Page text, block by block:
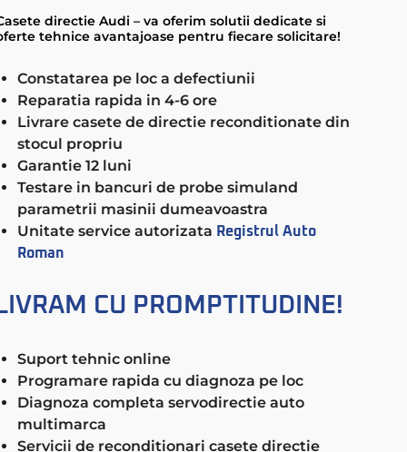
directie Audi – va oferim solutii dedicate si
tehnice avantajoase pentru fiecare solicitare!
Constatarea pe loc a defectiunii
Reparatia rapida in 4-6 ore
Livrare casete de directie reconditionate din
stocul propriu
Garantie 12 luni
Testare in bancuri de probe simuland
parametrii masinii dumeavoastra
Unitate service autorizata Registrul Auto
Roman
CU PROMPTITUDINE!
Suport tehnic online
Programare rapida cu diagnoza pe loc
Diagnoza completa servodirectie auto
multimarca
Servicii de reconditionari casete directie